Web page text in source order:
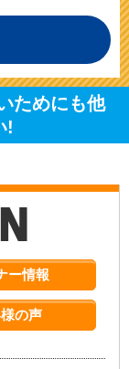
ためにも他
!
ー情報
の声